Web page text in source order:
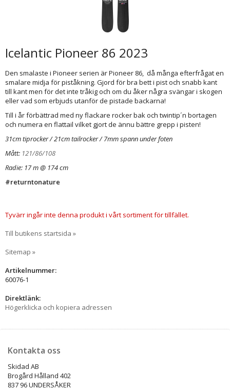
Icelantic Pioneer 86 2023
Den smalaste i Pioneer serien är Pioneer 86, då många efterfrågat en
smalare midja för piståkning. Gjord för bra bett i pist och snabb kant
till kant men för det inte tråkig och om du åker några svängar i skogen
eller vad som erbjuds utanför de pistade backarna!
Till i år förbättrad med ny flackare rocker bak och twintip´n bortagen
och numera en flattail vilket gjort de ännu bättre grepp i pisten!
31cm tiprocker / 21cm tailrocker / 7mm spann under foten
Mått: 121/86/108
Radie: 17 m @ 174 cm
#returntonature
Tyvärr ingår inte denna produkt i vårt sortiment för tillfället.
Till butikens startsida »
Sitemap »
Artikelnummer:
60076-1
Direktlänk:
Högerklicka och kopiera adressen
Kontakta oss
Skidad AB
Brogård Hålland 402
837 96 UNDERSÅKER